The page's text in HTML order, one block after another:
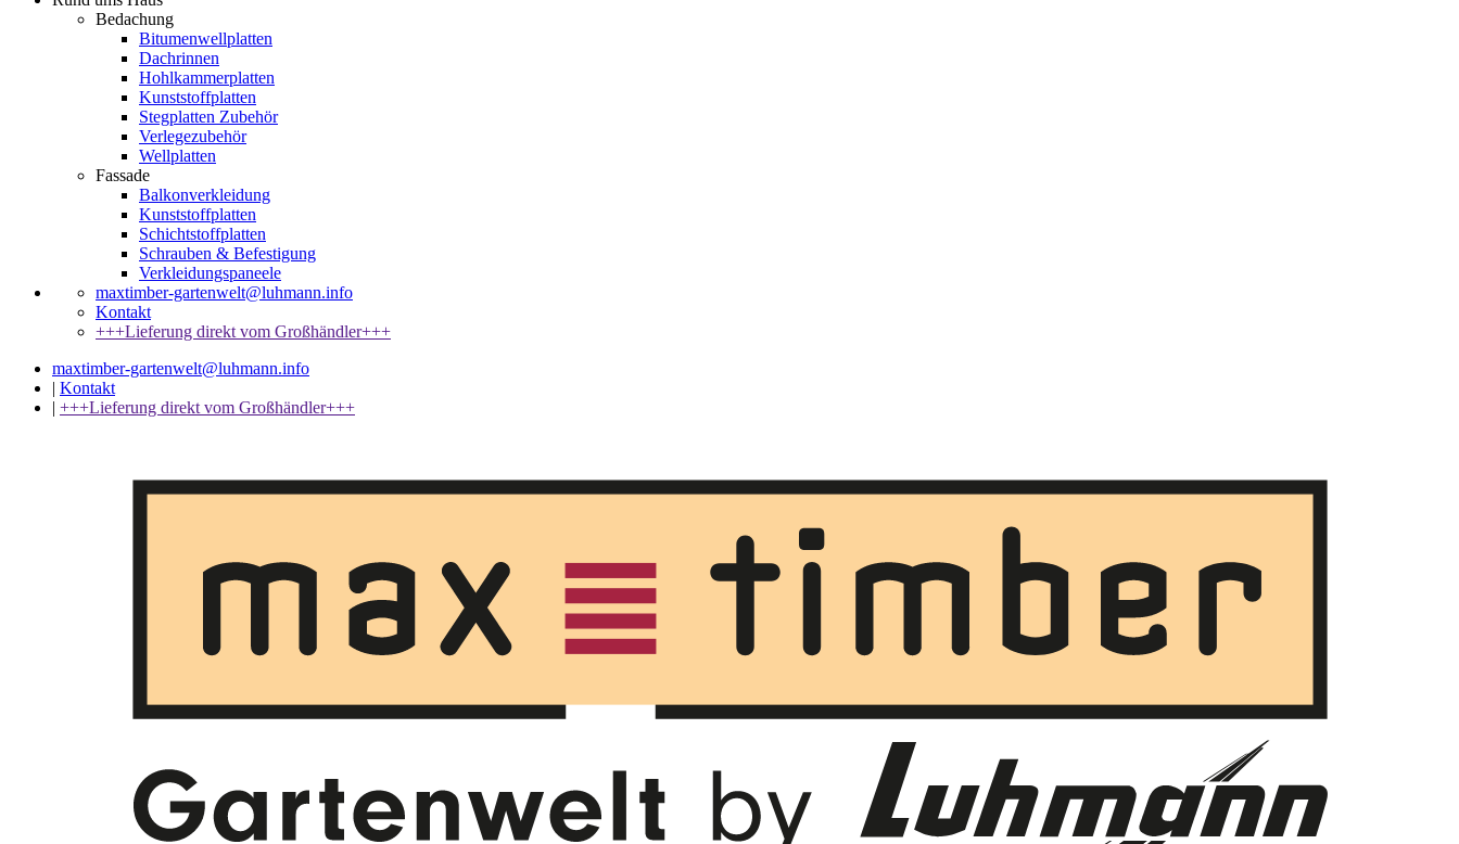
Bedachung
Bitumenwellplatten
Dachrinnen
Hohlkammerplatten
Kunststoffplatten
Stegplatten Zubehör
Verlegezubehör
Wellplatten
Fassade
Balkonverkleidung
Kunststoffplatten
Schichtstoffplatten
Schrauben & Befestigung
Verkleidungspaneele
maxtimber-gartenwelt@luhmann.info
Kontakt
+++Lieferung direkt vom Großhändler+++
maxtimber-gartenwelt@luhmann.info
| Kontakt
| +++Lieferung direkt vom Großhändler+++